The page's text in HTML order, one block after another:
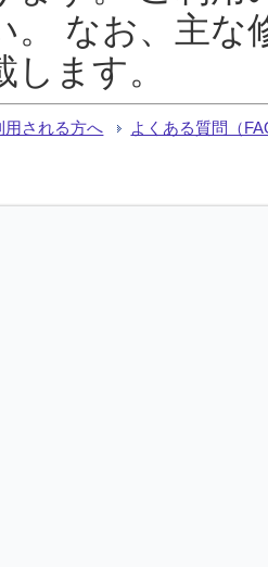
。 なお、主な
ます。
用される方へ よくある質問（